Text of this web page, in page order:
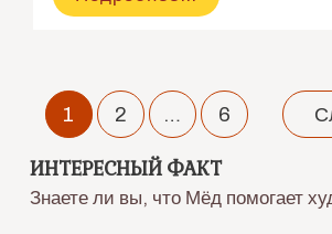
пчеловод
Путину
(видео)
Навигация
записям
1 2 … 6
ИНТЕРЕСНЫЙ ФАКТ
Знаете ли вы, что Мёд помогает